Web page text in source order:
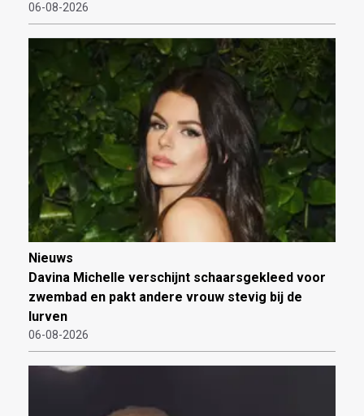
06-08-2026
Nieuws
Davina Michelle verschijnt schaarsgekleed voor
zwembad en pakt andere vrouw stevig bij de
lurven
06-08-2026